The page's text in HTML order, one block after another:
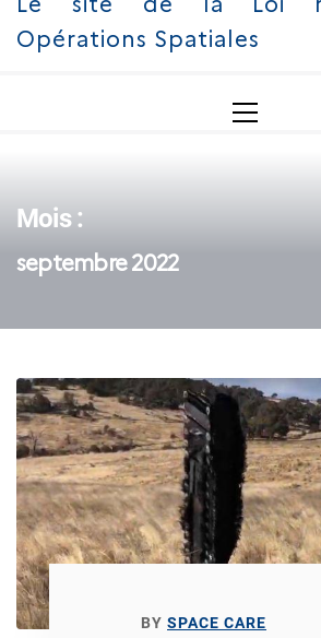
Opérations Spatiales
Menu
Mois :
septembre 2022
BY SPACE CARE